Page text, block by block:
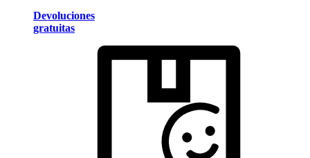
Devoluciones
gratuitas